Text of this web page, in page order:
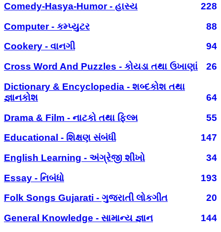
Comedy-Hasya-Humor - હાસ્ય
228
Computer - કમ્પ્યુટર
88
Cookery - વાનગી
94
Cross Word And Puzzles - કોયડા તથા ઉખાણાં
26
Dictionary & Encyclopedia - શબ્દકોશ તથા
જ્ઞાનકોશ
64
Drama & Film - નાટકો તથા ફિલ્મ
55
Educational - શિક્ષણ સંબંધી
147
English Learning - અંગ્રેજી શીખો
34
Essay - નિબંધો
193
Folk Songs Gujarati - ગુજરાતી લોકગીત
20
General Knowledge - સામાન્ય જ્ઞાન
144